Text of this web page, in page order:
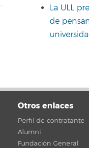
La ULL
de
Otros enlaces
Perfil de contratante
Alumni
Fundación General